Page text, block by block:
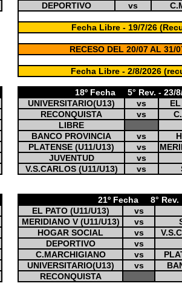
DEPORTIVO
vs
Fecha Libre - 19/7/26
RECESO DEL 20/07 AL 31/
Fecha Libre - 2/8/2026
18º Fecha 5° Rev. - 23/
UNIVERSITARIO(U13)
vs
RECONQUISTA
vs
LIBRE
BANCO PROVINCIA
vs
PLATENSE (U11/U13)
vs
JUVENTUD
vs
V.S.CARLOS (U11/U13)
vs
21º Fecha 8° Rev.
EL PATO (U11/U13)
vs
MERIDIANO V (U11/U13)
vs
HOGAR SOCIAL
vs
DEPORTIVO
vs
C.MARCHIGIANO
vs
UNIVERSITARIO(U13)
vs
RECONQUISTA